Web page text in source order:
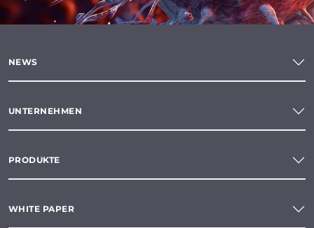
NEWS
UNTERNEHMEN
PRODUKTE
WHITE PAPER